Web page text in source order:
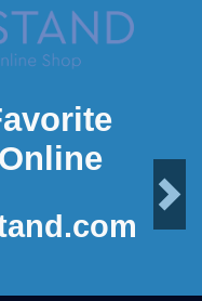
Next